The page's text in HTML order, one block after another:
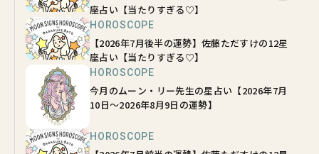
座占い【当たりすぎる♡】
HOROSCOPE
【2026年7月後半の運勢】佐藤ただすけの12星
座占い【当たりすぎる♡】
HOROSCOPE
今月のムーン・リー先生の星占い【2026年7月
10日～2026年8月9日の運勢】
HOROSCOPE